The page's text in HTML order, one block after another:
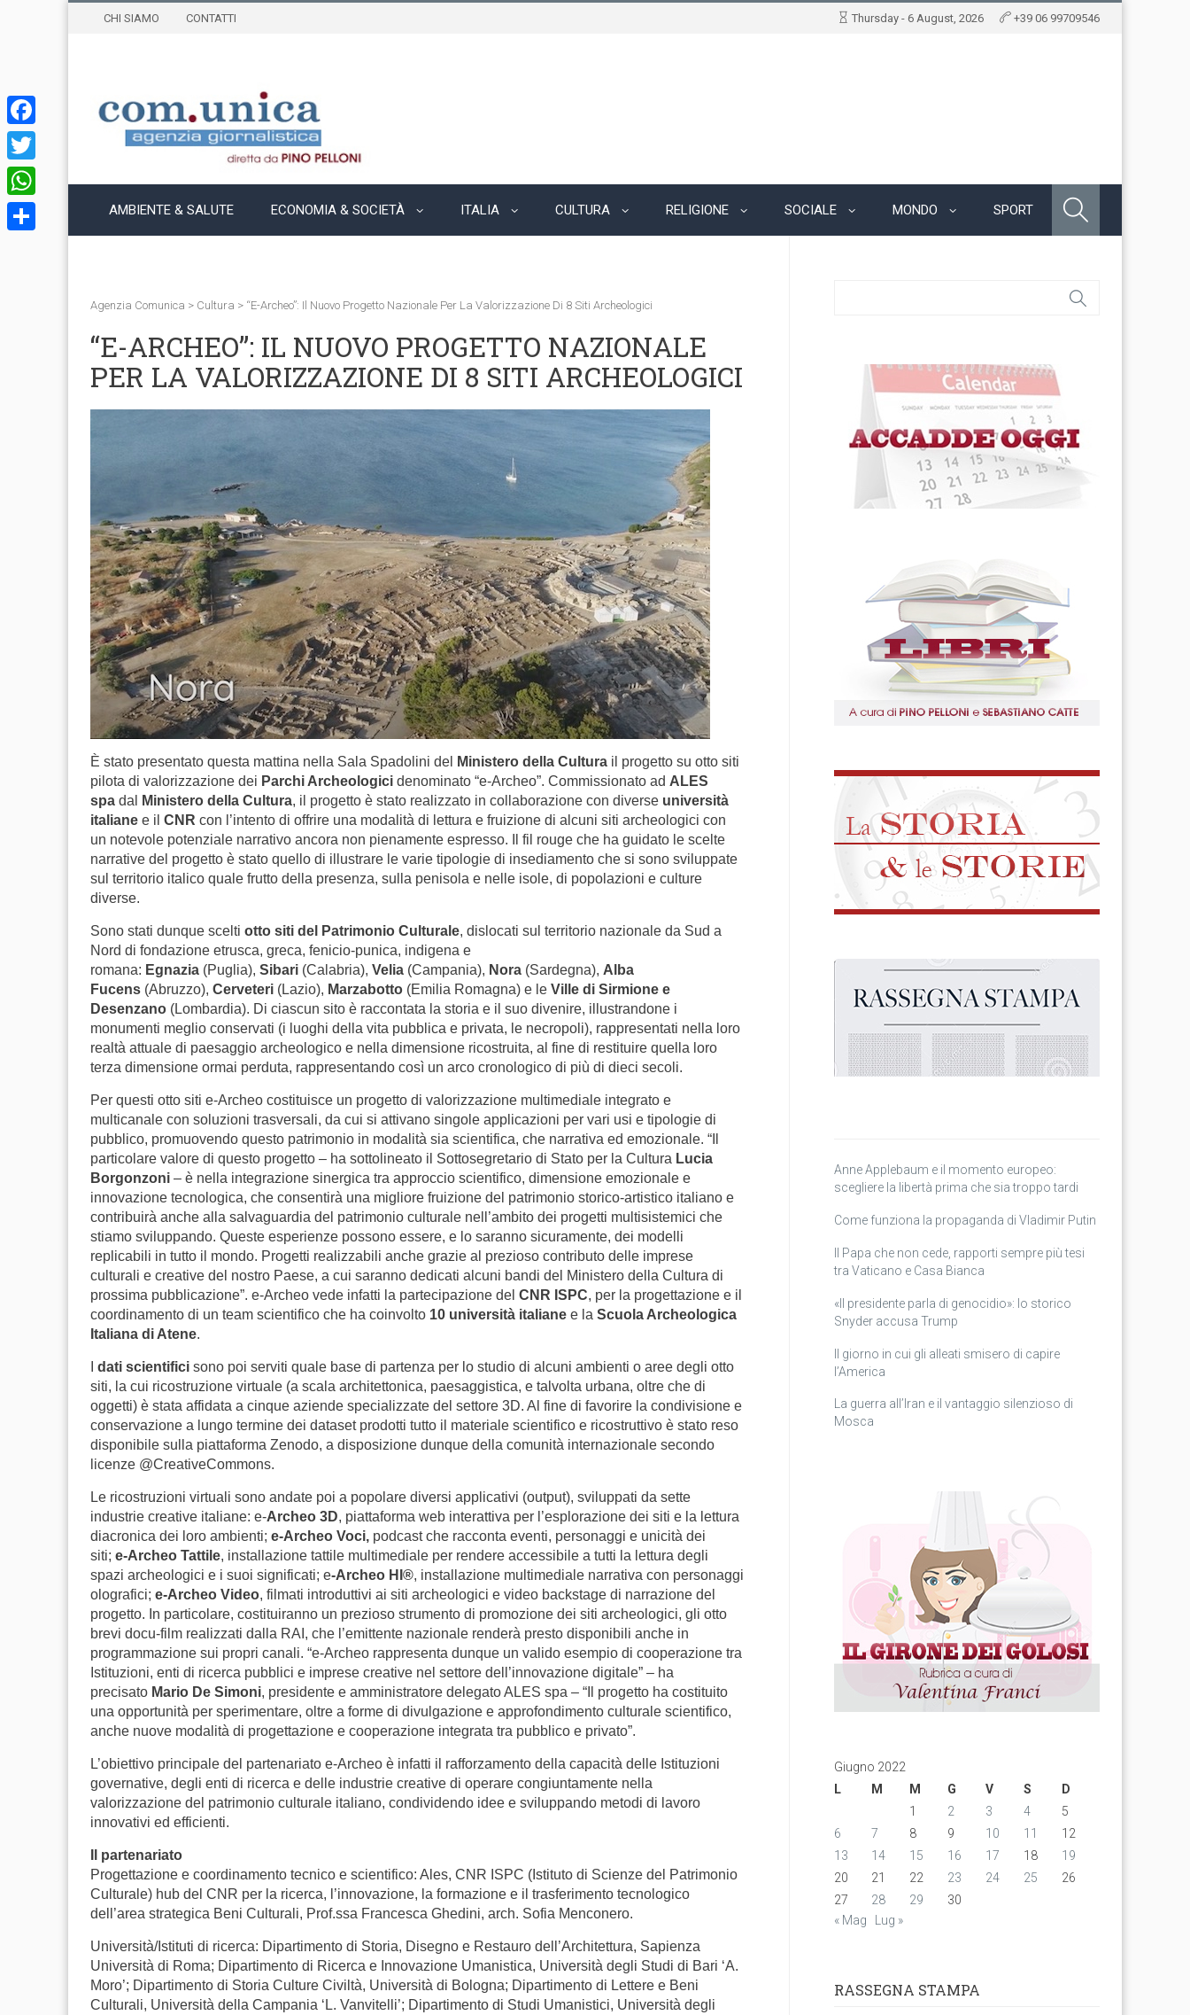
CHI SIAMO CONTATTI Thursday - 6 August, 2026 +39 06 99709546
AMBIENTE & SALUTE ECONOMIA & SOCIETÀ ITALIA CULTURA RELIGIONE SOCIALE MONDO SPORT
Agenzia Comunica > Cultura > “e-Archeo”: Il Nuovo Progetto Nazionale Per La Valorizzazione Di 8 Siti Archeologici
“E-ARCHEO”: IL NUOVO PROGETTO NAZIONALE
PER LA VALORIZZAZIONE DI 8 SITI ARCHEOLOGICI
È stato presentato questa mattina nella Sala Spadolini del Ministero della Cultura il progetto su otto siti
pilota di valorizzazione dei Parchi Archeologici denominato “e-Archeo”. Commissionato ad ALES
spa dal Ministero della Cultura, il progetto è stato realizzato in collaborazione con diverse università
italiane e il CNR con l’intento di offrire una modalità di lettura e fruizione di alcuni siti archeologici con
un notevole potenziale narrativo ancora non pienamente espresso.
Il fil rouge che ha guidato le scelte
narrative del progetto è stato quello di illustrare le varie tipologie di insediamento che si sono sviluppate
sul territorio italico quale frutto della presenza, sulla penisola e nelle isole, di popolazioni e culture
diverse.
Sono stati dunque scelti otto siti del Patrimonio Culturale, dislocati sul territorio nazionale da Sud a
Nord di fondazione etrusca, greca, fenicio-punica, indigena e
romana: Egnazia (Puglia), Sibari (Calabria), Velia (Campania), Nora (Sardegna), Alba
Fucens (Abruzzo), Cerveteri (Lazio), Marzabotto (Emilia Romagna) e le Ville di Sirmione e
Desenzano (Lombardia). Di ciascun sito è raccontata la storia e il suo divenire, illustrandone i
monumenti meglio conservati (i luoghi della vita pubblica e privata, le necropoli), rappresentati nella loro
realtà attuale di paesaggio archeologico e nella dimensione ricostruita, al fine di restituire quella loro
terza dimensione ormai perduta, rappresentando così un arco cronologico di più di dieci secoli.
Per questi otto siti e-Archeo costituisce un progetto di valorizzazione multimediale integrato e
multicanale con soluzioni trasversali, da cui si attivano singole applicazioni per vari usi e tipologie di
pubblico, promuovendo questo patrimonio in modalità sia scientifica, che narrativa ed emozionale. “Il
particolare valore di questo progetto – ha sottolineato il Sottosegretario di Stato per la Cultura Lucia
Borgonzoni – è nella integrazione sinergica tra approccio scientifico, dimensione emozionale e
innovazione tecnologica, che consentirà una migliore fruizione del patrimonio storico-artistico italiano e
contribuirà anche alla salvaguardia del patrimonio culturale nell’ambito dei progetti multisistemici che
stiamo sviluppando. Queste esperienze possono essere, e lo saranno sicuramente, dei modelli
replicabili in tutto il mondo. Progetti realizzabili anche grazie al prezioso contributo delle imprese
culturali e creative del nostro Paese, a cui saranno dedicati alcuni bandi del Ministero della Cultura di
prossima pubblicazione”. e-Archeo vede infatti la partecipazione del CNR ISPC, per la progettazione e il
coordinamento di un team scientifico che ha coinvolto 10 università italiane e la Scuola Archeologica
Italiana di Atene.
dati scientifici sono poi serviti quale base di partenza per lo studio di alcuni ambienti o aree degli otto
siti, la cui ricostruzione virtuale (a scala architettonica, paesaggistica, e talvolta urbana, oltre che di
oggetti) è stata affidata a cinque aziende specializzate del settore 3D. Al fine di favorire la condivisione e
conservazione a lungo termine dei dataset prodotti tutto il materiale scientifico e ricostruttivo è stato reso
disponibile sulla piattaforma Zenodo, a disposizione dunque della comunità internazionale secondo
licenze @CreativeCommons.
Le ricostruzioni virtuali sono andate poi a popolare diversi applicativi (output), sviluppati da sette
industrie creative italiane: e-Archeo 3D, piattaforma web interattiva per l’esplorazione dei siti e la lettura
diacronica dei loro ambienti; e-Archeo Voci, podcast che racconta eventi, personaggi e unicità dei
siti; e-Archeo Tattile, installazione tattile multimediale per rendere accessibile a tutti la lettura degli
spazi archeologici e i suoi significati; e-Archeo HI®, installazione multimediale narrativa con personaggi
olografici; e-Archeo Video, filmati introduttivi ai siti archeologici e video backstage di narrazione del
progetto. In particolare, costituiranno un prezioso strumento di promozione dei siti archeologici, gli otto
brevi docu-film realizzati dalla RAI, che l’emittente nazionale renderà presto disponibili anche in
programmazione sui propri canali. “e-Archeo rappresenta dunque un valido esempio di cooperazione tra
Istituzioni, enti di ricerca pubblici e imprese creative nel settore dell’innovazione digitale” – ha
precisato Mario De Simoni, presidente e amministratore delegato ALES spa – “Il progetto ha costituito
una opportunità per sperimentare, oltre a forme di divulgazione e approfondimento culturale scientifico,
anche nuove modalità di progettazione e cooperazione integrata tra pubblico e privato”.
L’obiettivo principale del partenariato e-Archeo è infatti il rafforzamento della capacità delle Istituzioni
governative, degli enti di ricerca e delle industrie creative di operare congiuntamente nella
valorizzazione del patrimonio culturale italiano, condividendo idee e sviluppando metodi di lavoro
innovativi ed efficienti.
Il partenariato
Progettazione e coordinamento tecnico e scientifico: Ales, CNR ISPC (Istituto di Scienze del Patrimonio
Culturale) hub del CNR per la ricerca, l’innovazione, la formazione e il trasferimento tecnologico
dell’area strategica Beni Culturali, Prof.ssa Francesca Ghedini, arch. Sofia Menconero.
Università/Istituti di ricerca: Dipartimento di Storia, Disegno e Restauro dell’Architettura, Sapienza
Università di Roma; Dipartimento di Ricerca e Innovazione Umanistica, Università degli Studi di Bari ‘A.
Moro’; Dipartimento di Storia Culture Civiltà, Università di Bologna; Dipartimento di Lettere e Beni
Culturali, Università della Campania ‘L. Vanvitelli’; Dipartimento di Studi Umanistici, Università degli
Anne Applebaum e il momento europeo:
scegliere la libertà prima che sia troppo tardi
Come funziona la propaganda di Vladimir Putin
Il Papa che non cede, rapporti sempre più tesi
tra Vaticano e Casa Bianca
«Il presidente parla di genocidio»: lo storico
Snyder accusa Trump
Il giorno in cui gli alleati smisero di capire
l’America
La guerra all’Iran e il vantaggio silenzioso di
Mosca
Giugno 2022
L
M M G V S
D
1
2 3 4
5
6
7 8 9 10 11
12
13
14 15 16 17 18
19
20
21 22 23 24 25
26
27
28 29
30
« Mag
Lug »
RASSEGNA STAMPA
Facebook
Twitter
WhatsApp